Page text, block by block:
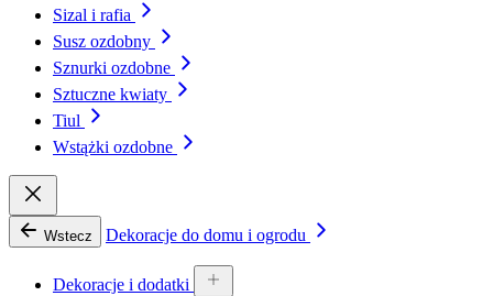
Sizal i rafia
Susz ozdobny
Sznurki ozdobne
Sztuczne kwiaty
Tiul
Wstążki ozdobne
Wstecz Dekoracje do domu i ogrodu
Dekoracje i dodatki